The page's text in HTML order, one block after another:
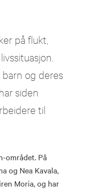
på flukt,
og deres
siden
til
området. På
og Nea Kavala,
Moria, og har